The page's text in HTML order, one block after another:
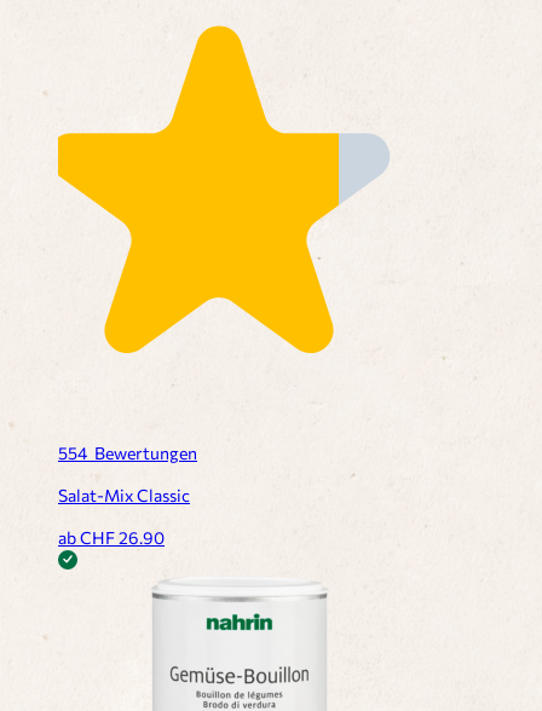
554 Bewertungen
Salat-Mix Classic
ab CHF26.90